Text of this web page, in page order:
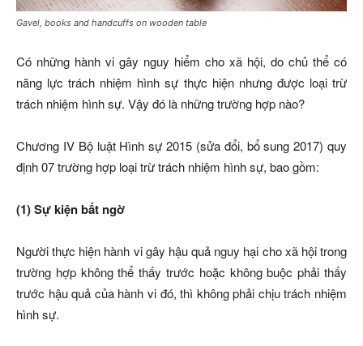
Gavel, books and handcuffs on wooden table
Có những hành vi gây nguy hiểm cho xã hội, do chủ thể có
năng lực trách nhiệm hình sự thực hiện nhưng được loại trừ
trách nhiệm hình sự. Vậy đó là những trường hợp nào?
Chương IV Bộ luật Hình sự 2015 (sửa đổi, bổ sung 2017) quy
định 07 trường hợp loại trừ trách nhiệm hình sự, bao gồm:
(1) Sự kiện bất ngờ
Người thực hiện hành vi gây hậu quả nguy hại cho xã hội trong
trường hợp không thể thấy trước hoặc không buộc phải thấy
trước hậu quả của hành vi đó, thì không phải chịu trách nhiệm
hình sự.